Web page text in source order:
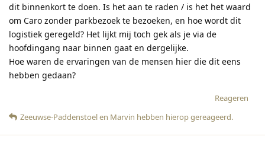
dit binnenkort te doen. Is het aan te raden / is het het waard
om Caro zonder parkbezoek te bezoeken, en hoe wordt dit
logistiek geregeld? Het lijkt mij toch gek als je via de
hoofdingang naar binnen gaat en dergelijke.
Hoe waren de ervaringen van de mensen hier die dit eens
hebben gedaan?
Reageren
Zeeuwse-Paddenstoelen Marvin hebben hierop gereageerd.